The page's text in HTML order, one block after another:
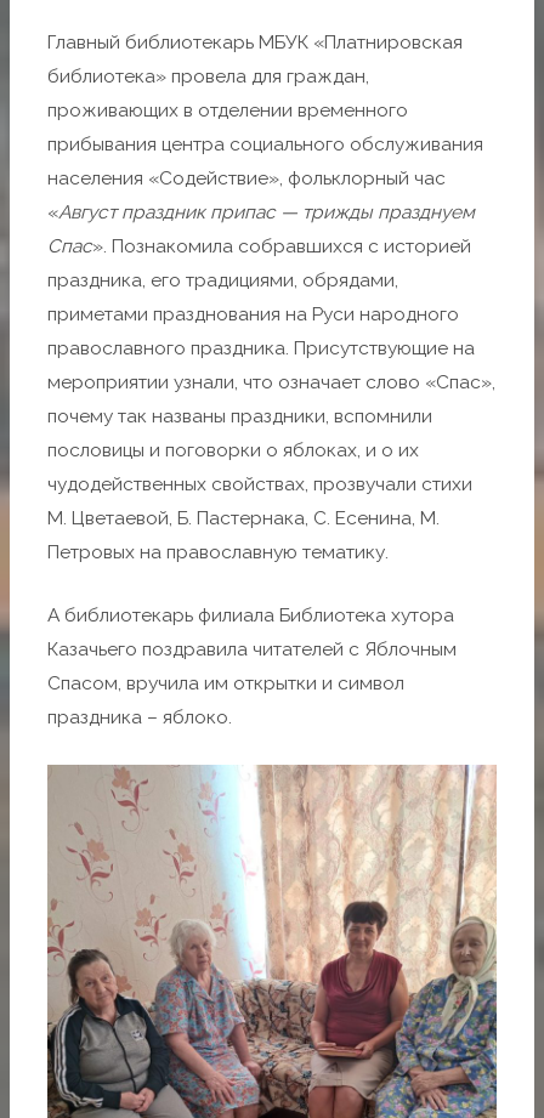
Главный библиотекарь МБУК «Платнировская
библиотека» провела для граждан,
проживающих в отделении временного
прибывания центра социального обслуживания
населения «Содействие», фольклорный час
«Август праздник припас — трижды празднуем
Спас». Познакомила собравшихся с историей
праздника, его традициями, обрядами,
приметами празднования на Руси народного
православного праздника. Присутствующие на
мероприятии узнали, что означает слово «Спас»,
почему так названы праздники, вспомнили
пословицы и поговорки о яблоках, и о их
чудодейственных свойствах, прозвучали стихи
М. Цветаевой, Б. Пастернака, С. Есенина, М.
Петровых на православную тематику.
А библиотекарь филиала Библиотека хутора
Казачьего поздравила читателей с Яблочным
Спасом, вручила им открытки и символ
праздника – яблоко.